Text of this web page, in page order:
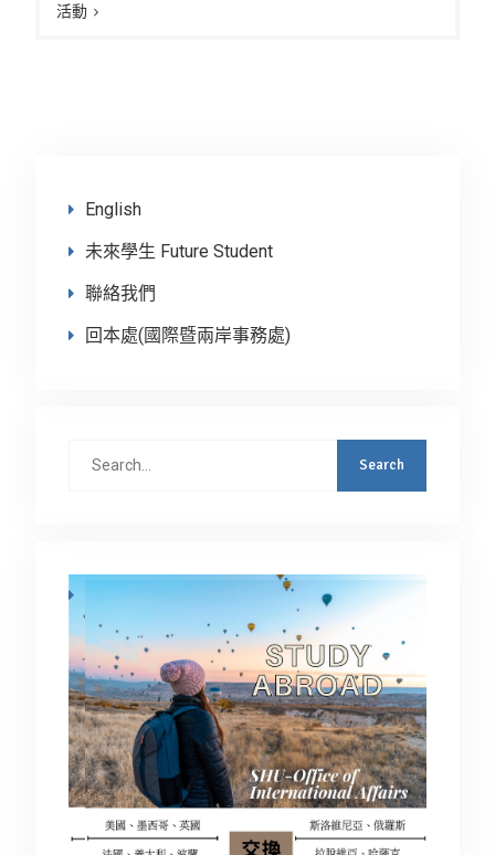
活動
English
未來學生 Future Student
聯絡我們
回本處(國際暨兩岸事務處)